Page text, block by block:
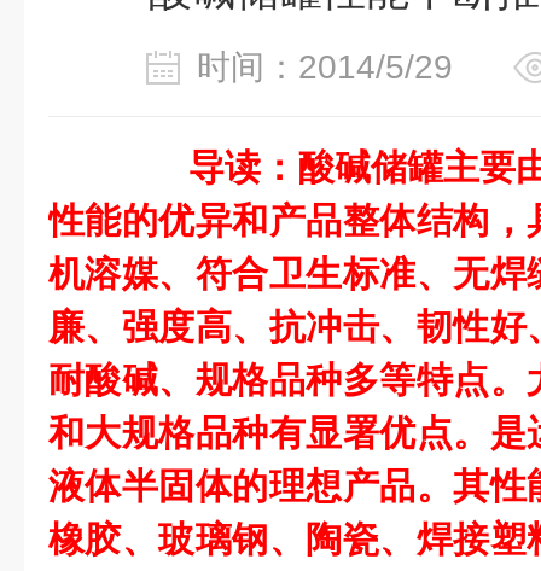
时间：2014/5/29
导读：酸碱储罐主要
性能的优异和产品整体结构
机溶媒、符合卫生标准、无
廉、强度高、抗冲击、韧性
耐酸碱、规格品种多等特点
和大规格品种有显署优点。
液体半固体的理想产品。其
橡胶、玻璃钢、陶瓷、焊接